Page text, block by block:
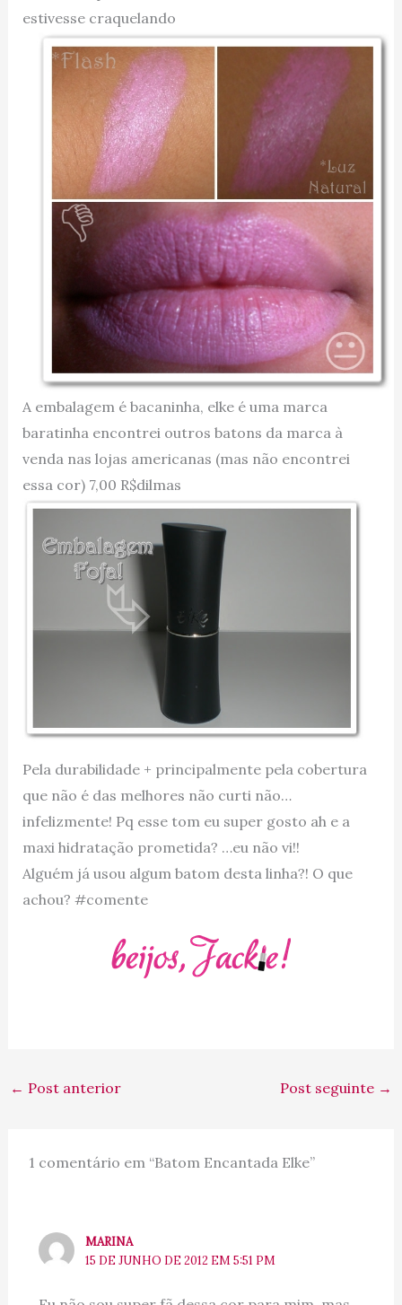
estivesse craquelando
A embalagem é bacaninha, elke é uma marca
baratinha encontrei outros batons da marca à
venda nas lojas americanas (mas não encontrei
essa cor) 7,00 R$dilmas
Pela durabilidade + principalmente pela cobertura
que não é das melhores não curti não…
infelizmente! Pq esse tom eu super gosto ah e a
maxi hidratação prometida? …eu não vi!!
Alguém já usou algum batom desta linha?! O que
achou? #comente
← Post anterior Post seguinte →
1 comentário em “Batom Encantada Elke”
MARINA
15 DE JUNHO DE 2012 EM 5:51 PM